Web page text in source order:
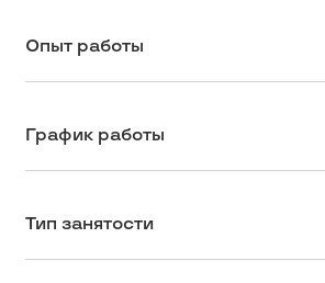
Опыт работы
График работы
Тип занятости